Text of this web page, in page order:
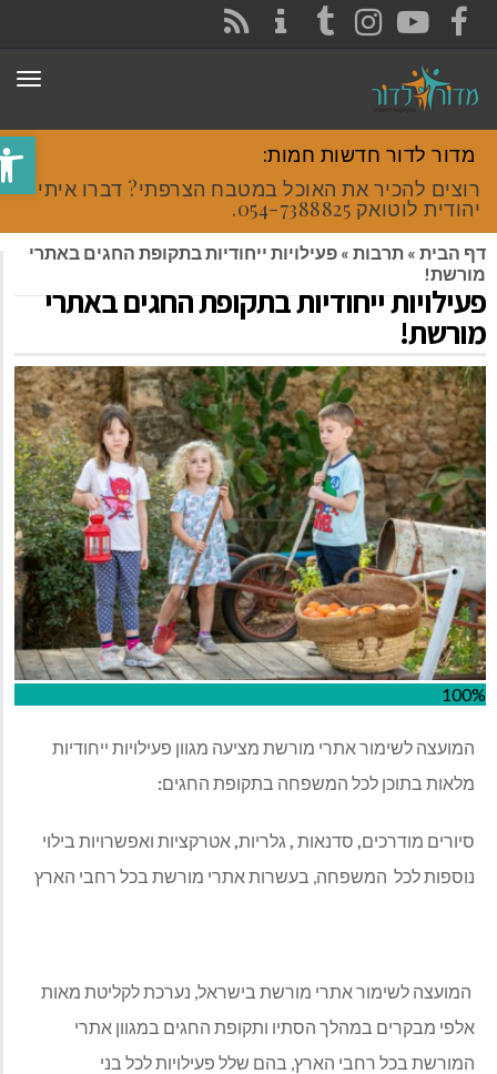
פתח
FACEBOOK
YOUTUBE
INSTAGRAM
TUMBLR
מדור לדור חדשות חמות:
רוצים להכיר את האוכל במטבח הצרפתי? דברו איתי
יהודית לוטואק 054-7388825.
דף הבית» תרבות» פעילויות ייחודיות בתקופת החגים באתרי
מורשת!
פעילויות ייחודיות בתקופת החגים באתרי
מורשת!
100%
המועצה לשימור אתרי מורשת מציעה מגוון פעילויות ייחודיות
מלאות בתוכן לכל המשפחה בתקופת החגים:
סיורים מודרכים,סדנאות, גלריות,אטרקציות ואפשרויות בילוי
נוספות לכל המשפחה, בעשרות אתרי מורשת בכל רחבי הארץ
המועצה לשימור אתרי מורשת בישראל, נערכת לקליטת מאות
אלפי מבקרים במהלך הסתיו ותקופת החגים במגוון אתרי
המורשת בכל רחבי הארץ, בהם שלל פעילויות לכל בני